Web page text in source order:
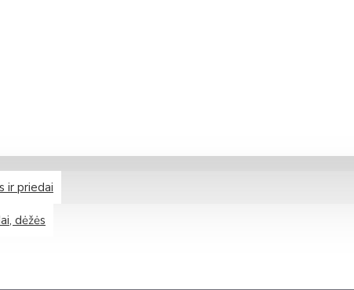
ir priedai
dėžės
- ASPEN PUMPS GROUP gamintojo produktas,
temperatūrą.